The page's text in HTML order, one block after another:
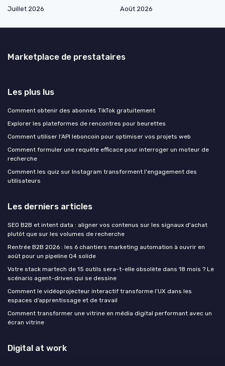
Juillet 2026
Août 2026
Marketplace de prestataires
Les plus lus
Comment obtenir des abonnés TikTok gratuitement
Explorer les plateformes de rencontres pour beurettes
Comment utiliser l’API leboncoin pour optimiser vos projets web
Comment formuler une requête efficace pour interroger un moteur de
recherche
Comment les quiz sur Instagram transforment l'engagement des
utilisateurs
Les derniers articles
SEO B2B et intent data : aligner vos contenus sur les signaux d'achat
plutôt que sur les volumes de recherche
Rentrée B2B 2026 : les 6 chantiers marketing automation à ouvrir en
août pour un pipeline Q4 solide
Votre stack martech de 15 outils sera-t-elle obsolète dans 18 mois ? Le
scénario agent-driven qui se dessine
Comment le vidéoprojecteur interactif transforme l’UX dans les
espaces d’apprentissage et de travail
Comment transformer une vitrine en média digital performant avec un
écran vitrine
Digital at work